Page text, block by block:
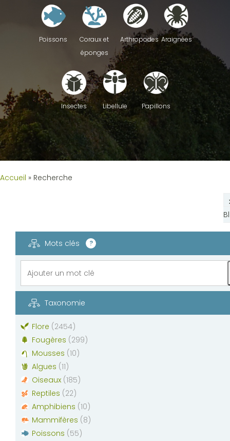
Poissons
Coraux et
éponges
Arthropodes Araignées
Insectes Libellule Papillons
Accueil » Recherche
Mots clés ?
Taxonomie
Flore (2454)
Fougères (299)
Mousses (10)
Algues (11)
Oiseaux (185)
Reptiles (22)
Amphibiens (10)
Mammifères (8)
Poissons (55)